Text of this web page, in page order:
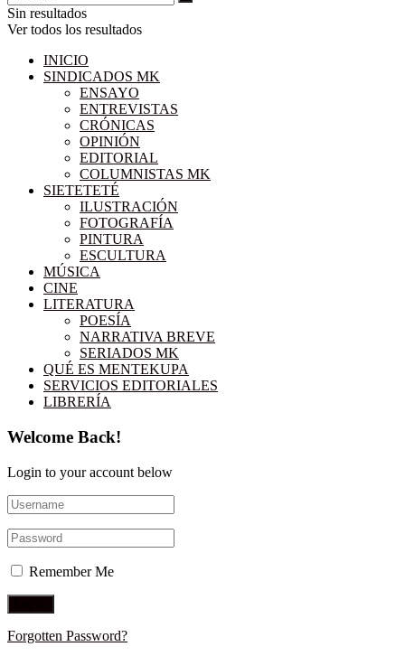
Sin resultados
Ver todos los resultados
INICIO
SINDICADOS MK
ENSAYO
ENTREVISTAS
CRÓNICAS
OPINIÓN
EDITORIAL
COLUMNISTAS MK
SIETETETÉ
ILUSTRACIÓN
FOTOGRAFÍA
PINTURA
ESCULTURA
MÚSICA
CINE
LITERATURA
POESÍA
NARRATIVA BREVE
SERIADOS MK
QUÉ ES MENTEKUPA
SERVICIOS EDITORIALES
LIBRERÍA
Welcome Back!
Login to your account below
Remember Me
Forgotten Password?